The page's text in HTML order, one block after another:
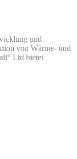
und
von Wärme- und
Ltd bietet